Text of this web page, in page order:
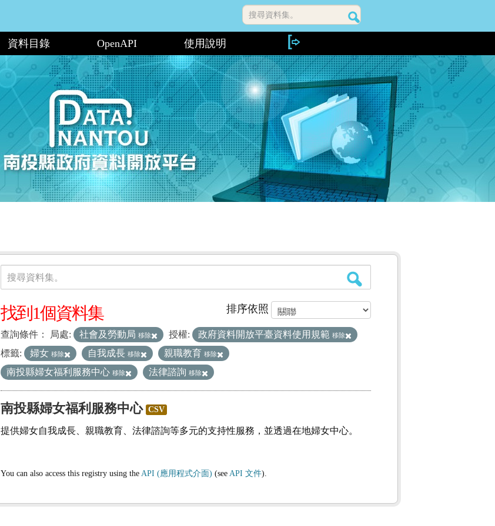
搜尋資料集。
資料目錄 OpenAPI 使用說明
資料集
搜尋資料集。
排序依照
找到1個資料集
查詢條件： 局處: 社會及勞動局 移除 授權: 政府資料開放平臺資料使用規範 移除
標籤: 婦女 移除 自我成長 移除 親職教育 移除
南投縣婦女福利服務中心 移除 法律諮詢 移除
南投縣婦女福利服務中心 CSV
提供婦女自我成長、親職教育、法律諮詢等多元的支持性服務，並透過在地婦女中心。
You can also access this registry using the API (應用程式介面) (see API 文件).